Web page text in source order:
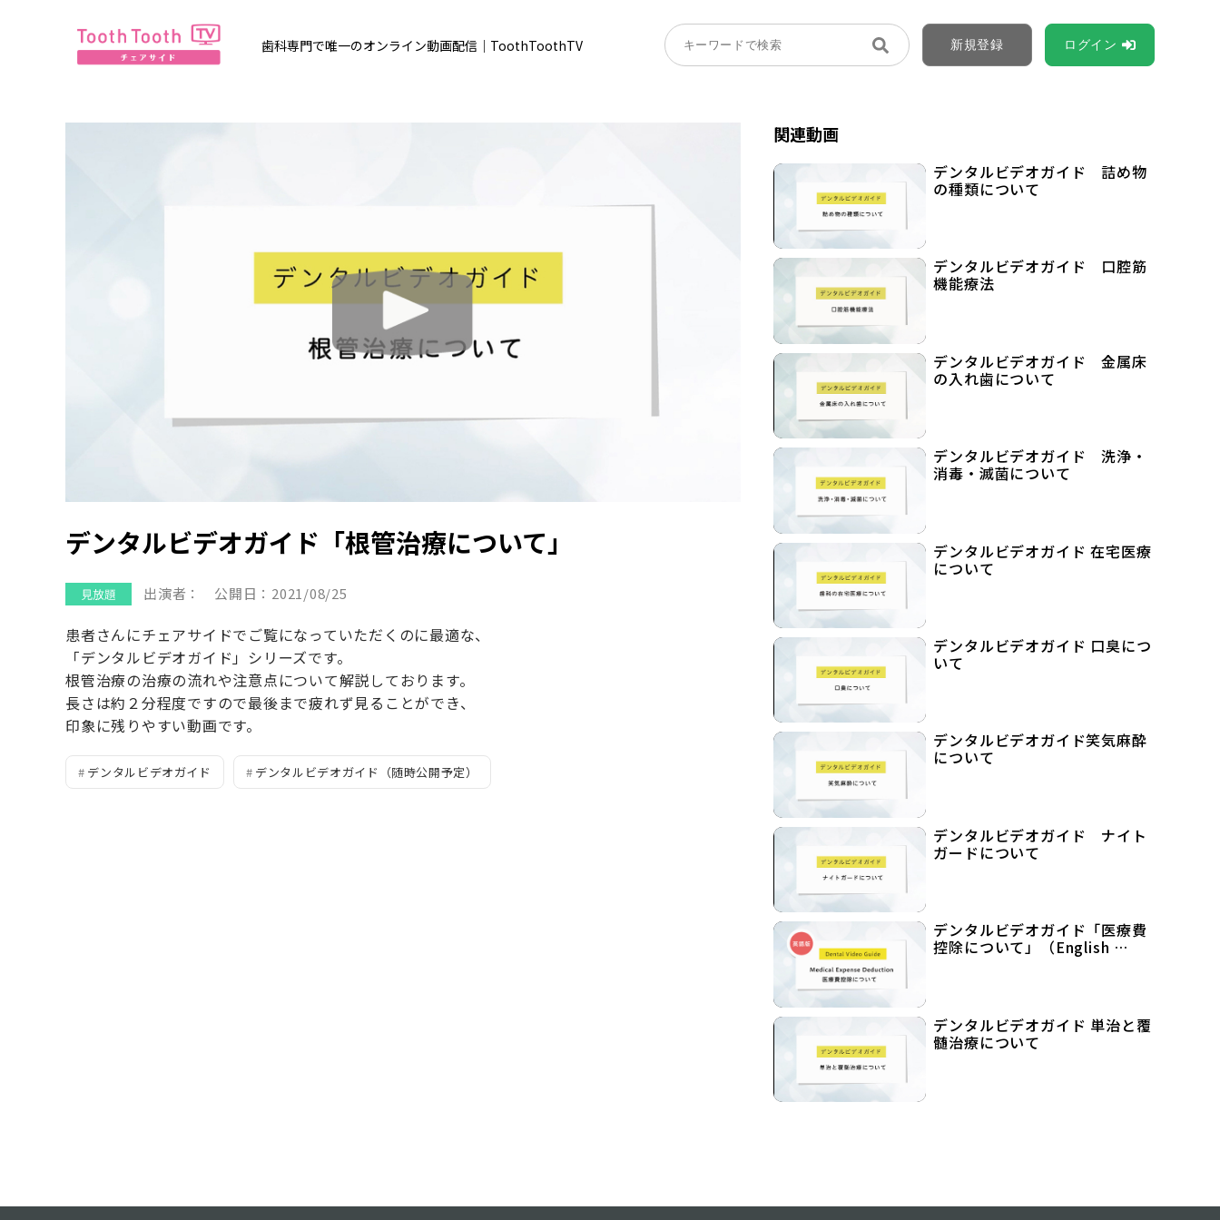
歯科専門で唯一のオンライン動画配信｜ToothToothTV 新規登録 ログイン
デンタルビデオガイド「根管治療について」
出演者： 公開日：2021/08/25
患者さんにチェアサイドでご覧になっていただくのに最適な、
「デンタルビデオガイド」シリーズです。
根管治療の治療の流れや注意点について解説しております。
長さは約２分程度ですので最後まで疲れず見ることができ、
印象に残りやすい動画です。
デンタルビデオガイド デンタルビデオガイド（随時公開予定）
関連動画
デンタルビデオガイド 詰め物
の種類について
デンタルビデオガイド 口腔筋
機能療法
デンタルビデオガイド 金属床
の入れ歯について
デンタルビデオガイド 洗浄・
消毒・滅菌について
デンタルビデオガイド 在宅医療
について
デンタルビデオガイド 口臭につ
いて
デンタルビデオガイド笑気麻酔
について
デンタルビデオガイド ナイト
ガードについて
デンタルビデオガイド「医療費
控除について」（English …
デンタルビデオガイド 単治と覆
髄治療について